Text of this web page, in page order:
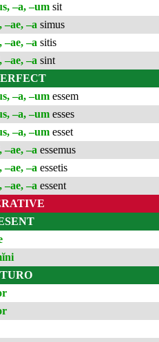
–a, –um sit
–ae, –a simus
–ae, –a sitis
–ae, –a sint
–a, –um essem
–a, –um esses
–a, –um esset
–ae, –a essemus
–ae, –a essetis
–ae, –a essent